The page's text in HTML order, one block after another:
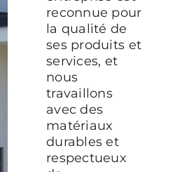
reconnue pour
la qualité de
ses produits et
services, et
nous
travaillons
avec des
matériaux
durables et
respectueux